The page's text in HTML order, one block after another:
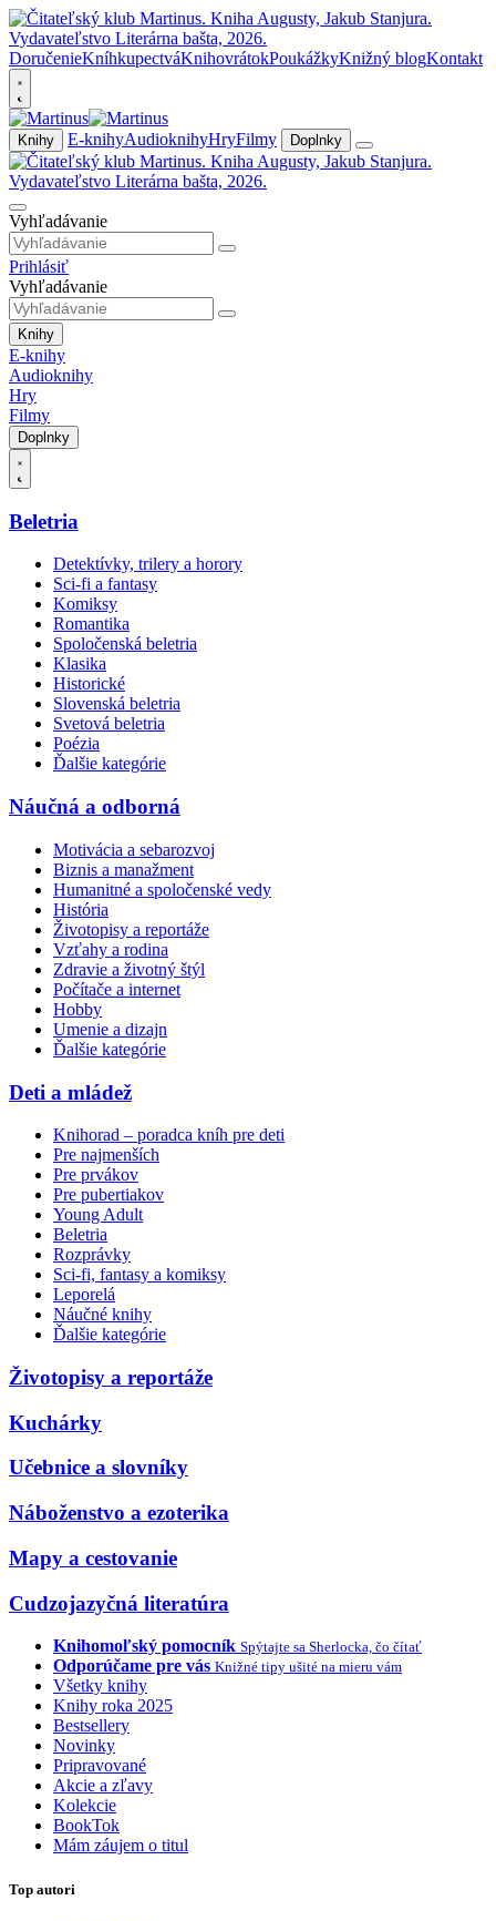
DoručenieKníhkupectváKnihovrátokPoukážkyKnižný blogKontakt
Knihy E-knihyAudioknihyHryFilmy Doplnky
Vyhľadávanie
Prihlásiť
Vyhľadávanie
Knihy
E-knihy
Audioknihy
Hry
Filmy
Doplnky
Beletria
Detektívky, trilery a horory
Sci-fi a fantasy
Komiksy
Romantika
Spoločenská beletria
Klasika
Historické
Slovenská beletria
Svetová beletria
Poézia
Ďalšie kategórie
Náučná a odborná
Motivácia a sebarozvoj
Biznis a manažment
Humanitné a spoločenské vedy
História
Životopisy a reportáže
Vzťahy a rodina
Zdravie a životný štýl
Počítače a internet
Hobby
Umenie a dizajn
Ďalšie kategórie
Deti a mládež
Knihorad – poradca kníh pre deti
Pre najmenších
Pre prvákov
Pre pubertiakov
Young Adult
Beletria
Rozprávky
Sci-fi, fantasy a komiksy
Leporelá
Náučné knihy
Ďalšie kategórie
Životopisy a reportáže
Kuchárky
Učebnice a slovníky
Náboženstvo a ezoterika
Mapy a cestovanie
Cudzojazyčná literatúra
Knihomoľský pomocník Spýtajte sa Sherlocka, čo čítať
Odporúčame pre vás Knižné tipy ušité na mieru vám
Všetky knihy
Knihy roka 2025
Bestsellery
Novinky
Pripravované
Akcie a zľavy
Kolekcie
BookTok
Mám záujem o titul
Top autori